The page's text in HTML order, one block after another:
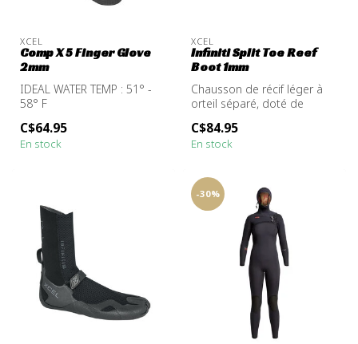
XCEL
Comp X 5 Finger Glove
2mm
IDEAL WATER TEMP : 51° -
58° F
C$64.95
En stock
XCEL
Infiniti Split Toe Reef
Boot 1mm
Chausson de récif léger à
orteil séparé, doté de
ajustables ...
C$84.95
En stock
-30%